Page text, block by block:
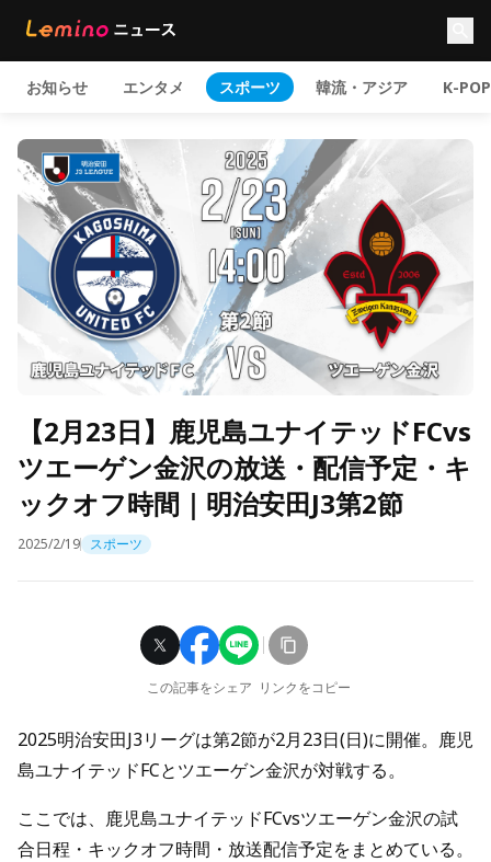
お知らせ エンタメ スポーツ 韓流・アジア K-POP
【2月23日】鹿児島ユナイテッドFCvs
ツエーゲン金沢の放送・配信予定・キ
ックオフ時間｜明治安田J3第2節
2025/2/19 スポーツ
この記事をシェア リンクをコピー
2025明治安田J3リーグは第2節が2月23日(日)に開催。鹿児
島ユナイテッドFCとツエーゲン金沢が対戦する。
ここでは、鹿児島ユナイテッドFCvsツエーゲン金沢の試
合日程・キックオフ時間・放送配信予定をまとめている。